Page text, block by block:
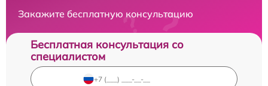
Закажите бесплатную консультацию
Бесплатная консультация со
специалистом